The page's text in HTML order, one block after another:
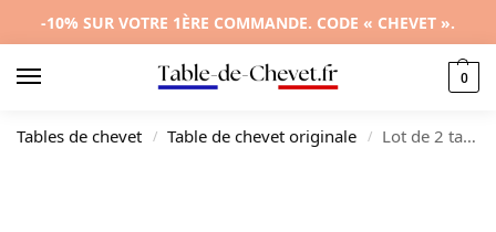
-10% SUR VOTRE 1ÈRE COMMANDE. CODE « CHEVET ».
0
Tables de chevet / Table de chevet originale / Lot de 2 tables de nuit bois gris design moderne 3 tiroirs, 40x35x47.5cm